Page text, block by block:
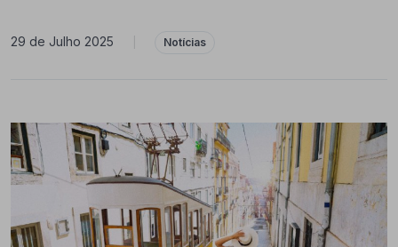
29 de Julho 2025 Notícias